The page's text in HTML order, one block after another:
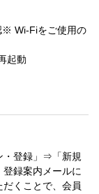
※ Wi-Fiをご使用の
起動
・登録」⇒「新規
録案内メールに
くことで、会員